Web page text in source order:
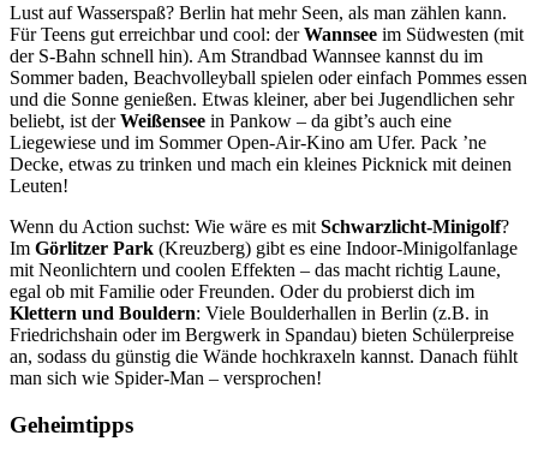
Lust auf Wasserspaß? Berlin hat mehr Seen, als man zählen kann.
Für Teens gut erreichbar und cool: derWannsee im Südwesten (mit
der S-Bahn schnell hin). Am Strandbad Wannsee kannst du im
Sommer baden, Beachvolleyball spielen oder einfach Pommes essen
und die Sonne genießen. Etwas kleiner, aber bei Jugendlichen sehr
beliebt, ist derWeißensee in Pankow – da gibt’s auch eine
Liegewiese und im Sommer Open-Air-Kino am Ufer. Pack ’ne
Decke, etwas zu trinken und mach ein kleines Picknick mit deinen
Leuten!
Wenn du Action suchst: Wie wäre es mit Schwarzlicht-Minigolf?
Im Görlitzer Park (Kreuzberg) gibt es eine Indoor-Minigolfanlage
mit Neonlichtern und coolen Effekten – das macht richtig Laune,
egal ob mit Familie oder Freunden. Oder du probierst dich im
Klettern und Bouldern: Viele Boulderhallen in Berlin (z.B. in
Friedrichshain oder im Bergwerk in Spandau) bieten Schülerpreise
an, sodass du günstig die Wände hochkraxeln kannst. Danach fühlt
man sich wie Spider-Man – versprochen!
Geheimtipps